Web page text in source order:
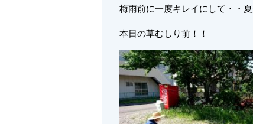
梅雨前に一度キレイにして・・
本日の草むしり前！！